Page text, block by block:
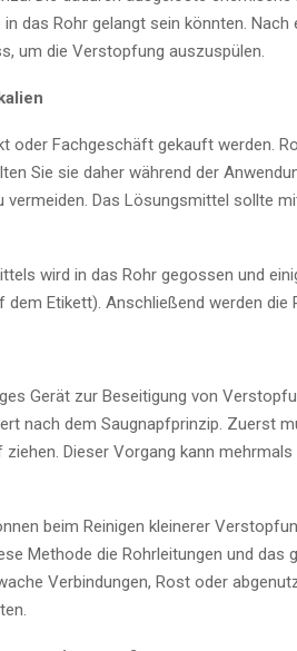
das Rohr gelangt sein könnten. Nach
um die Verstopfung auszuspülen.
oder Fachgeschäft gekauft werden.
Sie sie daher während der
vermeiden. Das Lösungsmittel sollte
wird in das Rohr gegossen und
Etikett). Anschließend werden die
Gerät zur Beseitigung von
nach dem Saugnapfprinzip. Zuerst
Dieser Vorgang kann
beim Reinigen kleinerer
Methode die Rohrleitungen und
Verbindungen, Rost oder